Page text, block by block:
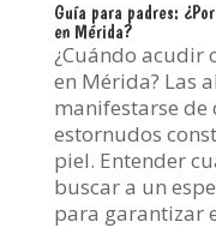
Guía para padres:
en Mérida?
¿Cuándo acudir
en Mérida? Las
manifestarse de
estornudos
piel. Entender
buscar a un
para garantizar